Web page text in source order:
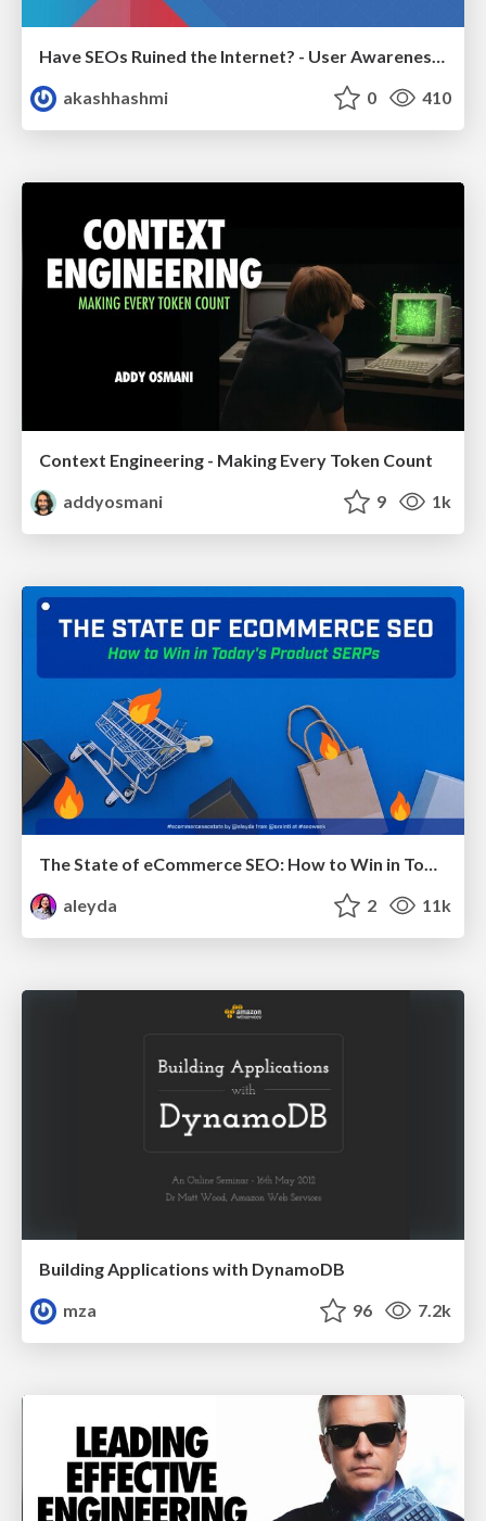
akashhashmi
0 410
Context Engineering - Making Every Token Count
addyosmani
9 1k
The State of eCommerce SEO: How to Win in Today's Products SERPs - #SEOweek
aleyda
2 11k
Building Applications with DynamoDB
mza
96 7.2k